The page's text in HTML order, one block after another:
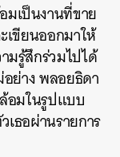
มเป็นงานที่ขาย
ขียนออกมาให้
รู้สึกร่วมไปได้
ย่าง พลอยธิดา
อมในรูปแบบ
ธอผ่านรายการ